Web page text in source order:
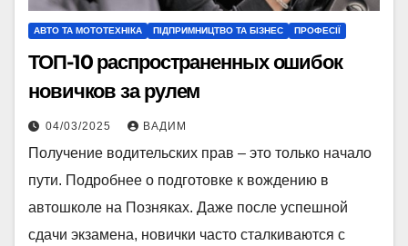
АВТО ТА МОТОТЕХНІКА ПІДПРИМНИЦТВО ТА БІЗНЕС ПРОФЕСІЇ
ТОП-10 распространенных ошибок
новичков за рулем
04/03/2025 ВАДИМ
Получение водительских прав – это только начало
пути. Подробнее о подготовке к вождению в
автошколе на Позняках. Даже после успешной
сдачи экзамена, новички часто сталкиваются с